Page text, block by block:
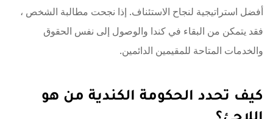
أفضل استراتيجية لنجاح الاستئناف. إذا نجحت مطالبة الشخص ،
فقد يتمكن من البقاء في كندا والوصول إلى نفس الحقوق
والخدمات المتاحة للمقيمين الدائمين.
كيف تحدد الحكومة الكندية من هو
اللاجئ؟